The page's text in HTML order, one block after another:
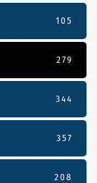
105
279
344
357
208